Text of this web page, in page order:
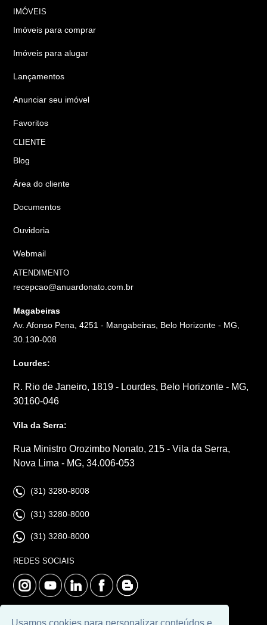
Usamos cookies para personalizar conteúdos e
IMÓVEIS
Imóveis para comprar
Imóveis para alugar
Lançamentos
Anunciar seu imóvel
Favoritos
CLIENTE
Blog
Área do cliente
Documentos
Ouvidoria
Webmail
ATENDIMENTO
recepcao@anuardonato.com.br
Magabeiras
Av. Afonso Pena, 4251 - Mangabeiras, Belo Horizonte - MG,
30.130-008
Lourdes:
R. Rio de Janeiro, 1819 - Lourdes, Belo Horizonte - MG,
30160-046
Vila da Serra:
Rua Ministro Orozimbo Nonato, 215 - Vila da Serra,
Nova Lima - MG, 34.006-053
(31) 3280-8008
(31) 3280-8000
(31) 3280-8000
REDES SOCIAIS